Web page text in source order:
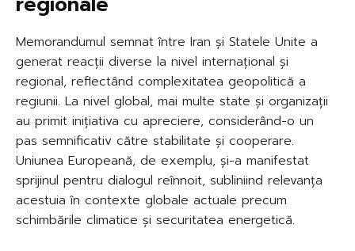
Memorandumul semnat între Iran și Statele Unite a
generat reacții diverse la nivel internațional și
regional, reflectând complexitatea geopolitică a
regiunii. La nivel global, mai multe state și organizații
au primit inițiativa cu apreciere, considerând-o un
pas semnificativ către stabilitate și cooperare.
Uniunea Europeană, de exemplu, și-a manifestat
sprijinul pentru dialogul reînnoit, subliniind relevanța
acestuia în contexte globale actuale precum
schimbările climatice și securitatea energetică.